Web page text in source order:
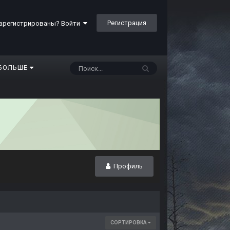
Войти Регистрация
Профиль
СОРТИРОВКА